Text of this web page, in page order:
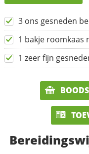
3 ons gesneden
1 bakje roomkaas
1 zeer fijn